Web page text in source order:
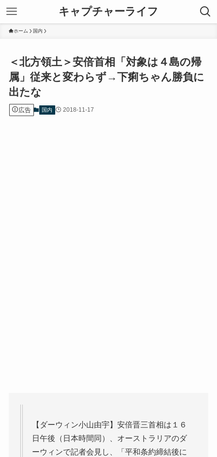
キャプチャーライフ
ホーム 国内
＜北方領土＞安倍首相「対象は４島の帰
属」従来と変わらず→下痢ちゃん勝負に
出たな
広告 国内 2018-11-17
【ダーウィン小山由宇】安倍晋三首相は１６
日午後（日本時間同）、オーストラリアのダ
ーウィンで記者会見し、「平和条約締結後に